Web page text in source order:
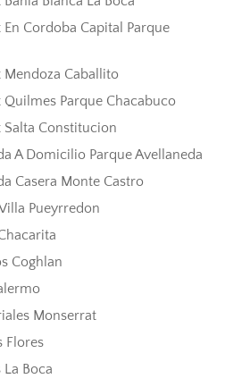
Cordoba Capital Parque
Caballito
Parque Chacabuco
Constitucion
A Domicilio Parque Avellaneda
Casera Monte Castro
Pueyrredon
Coghlan
Monserrat
Flores
Boca